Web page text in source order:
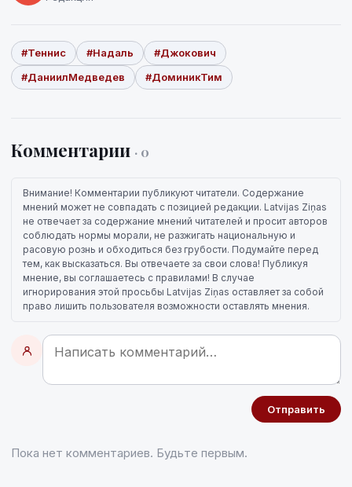
#Теннис #Надаль
#Джокович
#ДаниилМедведев
#ДоминикТим
Комментарии · 0
Внимание! Комментарии публикуют читатели. Содержание
мнений может не совпадать с позицией редакции. Latvijas Ziņas
не отвечает за содержание мнений читателей и просит авторов
соблюдать нормы морали, не разжигать национальную и
расовую рознь и обходиться без грубости. Подумайте перед
тем, как высказаться. Вы отвечаете за свои слова! Публикуя
мнение, вы соглашаетесь с правилами! В случае
игнорирования этой просьбы Latvijas Ziņas оставляет за собой
право лишить пользователя возможности оставлять мнения.
Отправить
Пока нет комментариев. Будьте первым.